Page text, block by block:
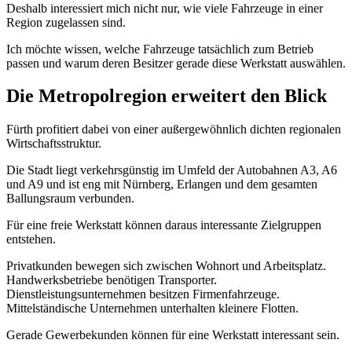
Deshalb interessiert mich nicht nur, wie viele Fahrzeuge in einer
Region zugelassen sind.
Ich möchte wissen, welche Fahrzeuge tatsächlich zum Betrieb
passen und warum deren Besitzer gerade diese Werkstatt auswählen.
Die Metropolregion erweitert den Blick
Fürth profitiert dabei von einer außergewöhnlich dichten regionalen
Wirtschaftsstruktur.
Die Stadt liegt verkehrsgünstig im Umfeld der Autobahnen A3, A6
und A9 und ist eng mit Nürnberg, Erlangen und dem gesamten
Ballungsraum verbunden.
Für eine freie Werkstatt können daraus interessante Zielgruppen
entstehen.
Privatkunden bewegen sich zwischen Wohnort und Arbeitsplatz.
Handwerksbetriebe benötigen Transporter.
Dienstleistungsunternehmen besitzen Firmenfahrzeuge.
Mittelständische Unternehmen unterhalten kleinere Flotten.
Gerade Gewerbekunden können für eine Werkstatt interessant sein.